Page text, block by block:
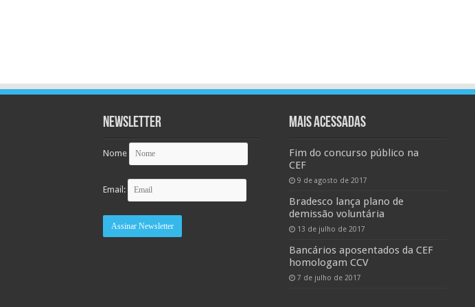
Newsletter
Nome
Email:
MAIS ACESSADAS
Fim do concurso público na
CEF
9 de agosto de 2017
Bradesco lança plano de
demissão voluntária
13 de julho de 2017
Bancários aposentados da CEF
homologam CCV
7 de julho de 2017